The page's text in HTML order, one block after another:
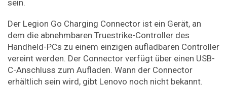
sein.
Der Legion Go Charging Connector ist ein Gerät, an
dem die abnehmbaren Truestrike-Controller des
Handheld-PCs zu einem einzigen aufladbaren Controller
vereint werden. Der Connector verfügt über einen USB-
C-Anschluss zum Aufladen. Wann der Connector
erhältlich sein wird, gibt Lenovo noch nicht bekannt.